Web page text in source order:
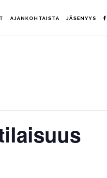
AJANKOHTAISTA JÄSENYYS